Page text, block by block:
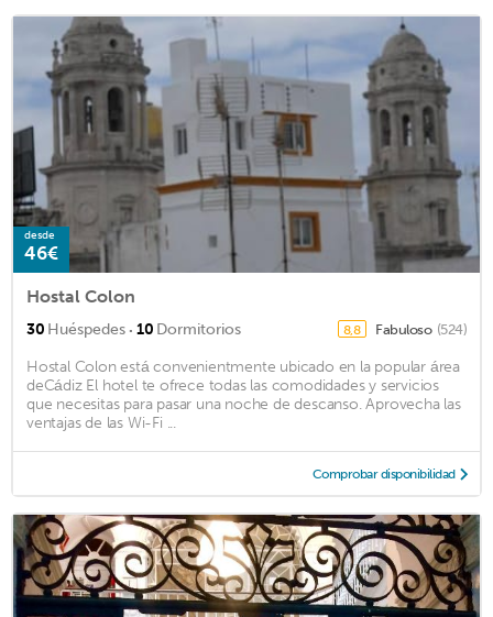
desde
46€
Hostal Colon
30 Huéspedes · 10 Dormitorios 8,8 Fabuloso (524)
Hostal Colon está convenientmente ubicado en la popular área
deCádiz El hotel te ofrece todas las comodidades y servicios
que necesitas para pasar una noche de descanso. Aprovecha las
ventajas de las Wi-Fi ...
Comprobar disponibilidad